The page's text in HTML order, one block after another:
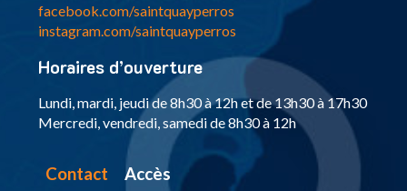
facebook.com/saintquayperros
instagram.com/saintquayperros
Horaires d’ouverture
Lundi, mardi, jeudi de 8h30 à 12h et de 13h30 à 17h30
Mercredi, vendredi, samedi de 8h30 à 12h
Contact Accès